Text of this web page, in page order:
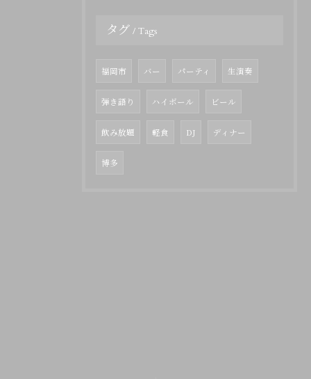
タグ Tags
福岡市 バー パーティ 生演奏
弾き語り ハイボール ビール
飲み放題 軽食 DJ ディナー
博多